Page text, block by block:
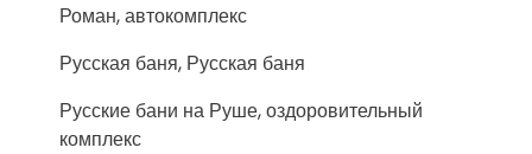
Роман, автокомплекс
Русская баня, Русская баня
Русские бани на Руше, оздоровительный
комплекс